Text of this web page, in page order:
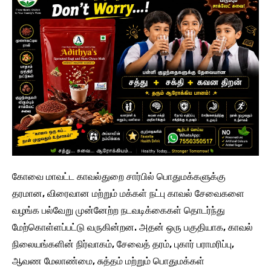
கோவை மாவட்ட காவல்துறை சார்பில் பொதுமக்களுக்கு
தரமான, விரைவான மற்றும் மக்கள் நட்பு காவல் சேவைகளை
வழங்க பல்வேறு முன்னேற்ற நடவடிக்கைகள் தொடர்ந்து
மேற்கொள்ளப்பட்டு வருகின்றன. அதன் ஒரு பகுதியாக, காவல்
நிலையங்களின் நிர்வாகம், சேவைத் தரம், புகார் பராமரிப்பு,
ஆவண மேலாண்மை, சுத்தம் மற்றும் பொதுமக்கள்